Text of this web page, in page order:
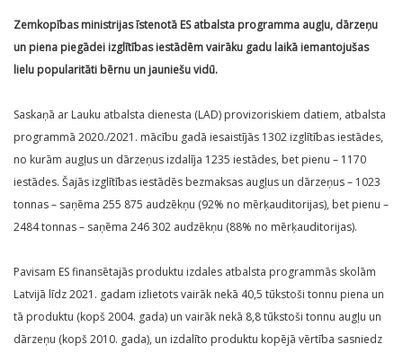
Zemkopības ministrijas īstenotā ES atbalsta programma augļu, dārzeņu
un piena piegādei izglītības iestādēm vairāku gadu laikā iemantojušas
lielu popularitāti bērnu un jauniešu vidū.
Saskaņā ar Lauku atbalsta dienesta (LAD) provizoriskiem datiem, atbalsta
programmā 2020./2021. mācību gadā iesaistījās 1302 izglītības iestādes,
no kurām augļus un dārzeņus izdalīja 1235 iestādes, bet pienu – 1170
iestādes. Šajās izglītības iestādēs bezmaksas augļus un dārzeņus – 1023
tonnas – saņēma 255 875 audzēkņu (92% no mērķauditorijas), bet pienu –
2484 tonnas – saņēma 246 302 audzēkņu (88% no mērķauditorijas).
Pavisam ES finansētajās produktu izdales atbalsta programmās skolām
Latvijā līdz 2021. gadam izlietots vairāk nekā 40,5 tūkstoši tonnu piena un
tā produktu (kopš 2004. gada) un vairāk nekā 8,8 tūkstoši tonnu augļu un
dārzeņu (kopš 2010. gada), un izdalīto produktu kopējā vērtība sasniedz